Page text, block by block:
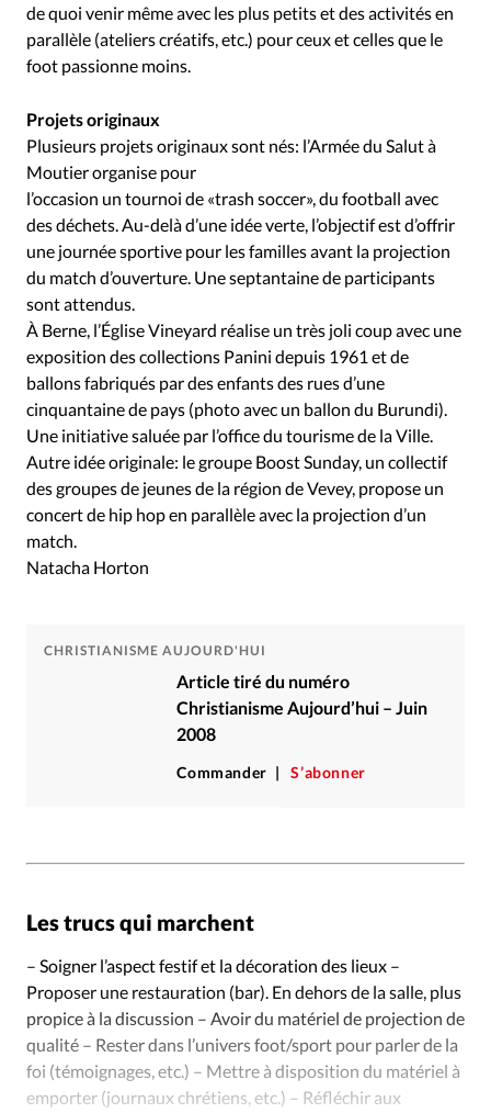
de quoi venir même avec les plus petits et des activités en
parallèle (ateliers créatifs, etc.) pour ceux et celles que le
foot passionne moins.
Projets originaux
Plusieurs projets originaux sont nés: l’Armée du Salut à
Moutier organise pour
l’occasion un tournoi de «trash soccer», du football avec
des déchets. Au-delà d’une idée verte, l’objectif est d’offrir
une journée sportive pour les familles avant la projection
du match d’ouverture. Une septantaine de participants
sont attendus.
À Berne, l’Église Vineyard réalise un très joli coup avec une
exposition des collections Panini depuis 1961 et de
ballons fabriqués par des enfants des rues d’une
cinquantaine de pays (photo avec un ballon du Burundi).
Une initiative saluée par l’office du tourisme de la Ville.
Autre idée originale: le groupe Boost Sunday, un collectif
des groupes de jeunes de la région de Vevey, propose un
concert de hip hop en parallèle avec la projection d’un
match.
Natacha Horton
CHRISTIANISME AUJOURD'HUI
Article tiré du numéro
Christianisme Aujourd’hui – Juin
2008
Commander S’abonner
Les trucs qui marchent
– Soigner l’aspect festif et la décoration des lieux –
Proposer une restauration (bar). En dehors de la salle, plus
propice à la discussion – Avoir du matériel de projection de
qualité – Rester dans l’univers foot/sport pour parler de la
foi (témoignages, etc.) – Mettre à disposition du matériel à
emporter (journaux chrétiens, etc.) – Réfléchir aux